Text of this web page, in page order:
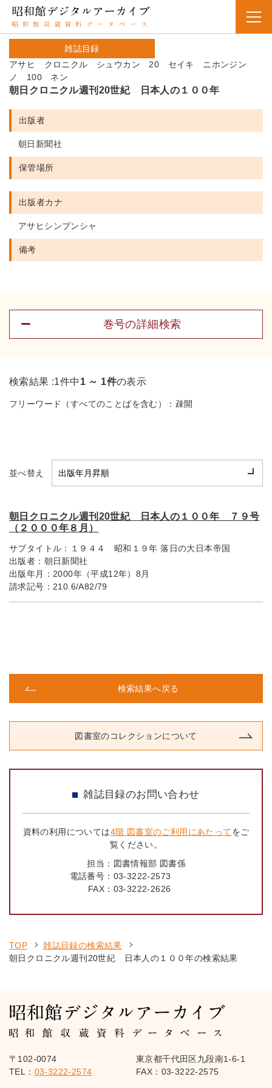
雑誌目録
アサヒ クロニクル シュウカン 20 セイキ ニホンジン
ノ 100 ネン
朝日クロニクル週刊20世紀 日本人の１００年
出版者
朝日新聞社
保管場所
出版者カナ
アサヒシンブンシャ
備考
巻号の詳細検索
検索結果 :1件中 1 ～ 1件の表示
フリーワード（すべてのことばを含む）： 疎開
並べ替え
朝日クロニクル週刊20世紀 日本人の１００年 ７９号
（２０００年８月）
サブタイトル：
１９４４ 昭和１９年 落日の大日本帝国
出版者： 朝日新聞社
出版年月： 2000年（平成12年）8月
請求記号： 210.6/A82/79
検索結果へ戻る
図書室のコレクションについて
雑誌目録のお問い合わせ
資料の利用については4階 図書室のご利用にあたってをご
覧ください。
担当： 図書情報部 図書係
電話番号： 03-3222-2573
FAX： 03-3222-2626
TOP
雑誌目録の検索結果
朝日クロニクル週刊20世紀 日本人の１００年の検索結果
〒102-0074
東京都千代田区九段南1-6-1
TEL： 03-3222-2574 FAX：03-3222-2575